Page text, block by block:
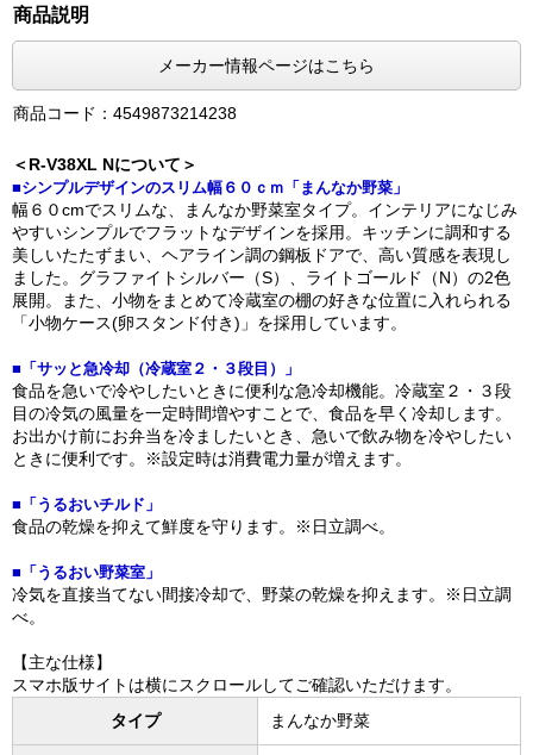
商品説明
メーカー情報ページはこちら
商品コード：4549873214238
＜R-V38XL Nについて＞
■シンプルデザインのスリム幅６０ｃｍ「まんなか野菜」
幅６０cmでスリムな、まんなか野菜室タイプ。インテリアになじみ
やすいシンプルでフラットなデザインを採用。キッチンに調和する
美しいたたずまい、ヘアライン調の鋼板ドアで、高い質感を表現し
ました。グラファイトシルバー（S）、ライトゴールド（N）の2色
展開。また、小物をまとめて冷蔵室の棚の好きな位置に入れられる
「小物ケース(卵スタンド付き)」を採用しています。
■「サッと急冷却（冷蔵室２・３段目）」
食品を急いで冷やしたいときに便利な急冷却機能。冷蔵室２・３段
目の冷気の風量を一定時間増やすことで、食品を早く冷却します。
お出かけ前にお弁当を冷ましたいとき、急いで飲み物を冷やしたい
ときに便利です。※設定時は消費電力量が増えます。
■「うるおいチルド」
食品の乾燥を抑えて鮮度を守ります。※日立調べ。
■「うるおい野菜室」
冷気を直接当てない間接冷却で、野菜の乾燥を抑えます。※日立調
べ。
【主な仕様】
スマホ版サイトは横にスクロールしてご確認いただけます。
タイプ
まんなか野菜